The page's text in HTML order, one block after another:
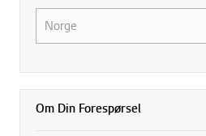
Om Din Forespørsel